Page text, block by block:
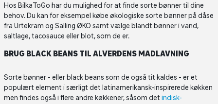
Hos BilkaToGo har du mulighed for at finde sorte bønner til dine
behov. Du kan for eksempel købe økologiske sorte bønner på dåse
fra Urtekram og Salling ØKO samt vælge blandt bønner i vand,
saltlage, tacosauce eller blot, som de er.
BRUG BLACK BEANS TIL ALVERDENS MADLAVNING
Sorte bønner - eller black beans som de også tit kaldes - er et
populært element i særligt det latinamerikansk-inspirerede køkken
men findes også i flere andre køkkener, såsom det indisk-